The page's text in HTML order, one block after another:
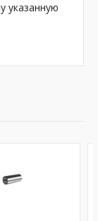
указанную